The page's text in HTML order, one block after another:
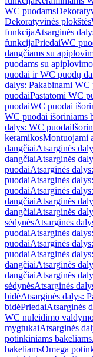
WC puodams
Dekoratyvinės plokštės
funkcijaAtsarginės
funkcijaPriedaiWC
dangčiams su
puodams su
puodai ir WC puodų
dalys: Pakabinami WC
puodaiPastatomi WC
puodaiWC puodai
WC puodai išoriniams
dalys: WC puodai
keramikosMontuojami
dangčiaiAtsarginės
dangčiaiAtsarginės
puodaiAtsarginės
puodaiAtsarginės
puodaiAtsarginės
dangčiaiAtsarginės
dangčiaiAtsarginės
sėdynėsAtsarginės
puodaiAtsarginės
puodaiAtsarginės
puodaiAtsarginės
dangčiaiAtsarginės
dangčiaiAtsarginės
sėdynėsAtsarginės
bidėAtsarginės dalys:
bidėPriedaiAtsarginės
WC nuleidimo
mygtukaiAtsarginės
potinkiniams bakeliams
bakeliamsOmega